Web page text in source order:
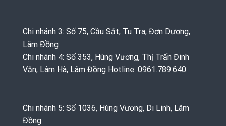
Chi nhánh 3: Số 75, Cầu Sắt, Tu Tra, Đơn Dương,
Lâm Đồng
Chi nhánh 4: Số 353, Hùng Vương, Thị Trấn Đinh
Văn, Lâm Hà, Lâm Đồng Hotline: 0961.789.640
Chi nhánh 5: Số 1036, Hùng Vương, Di Linh, Lâm
Đồng